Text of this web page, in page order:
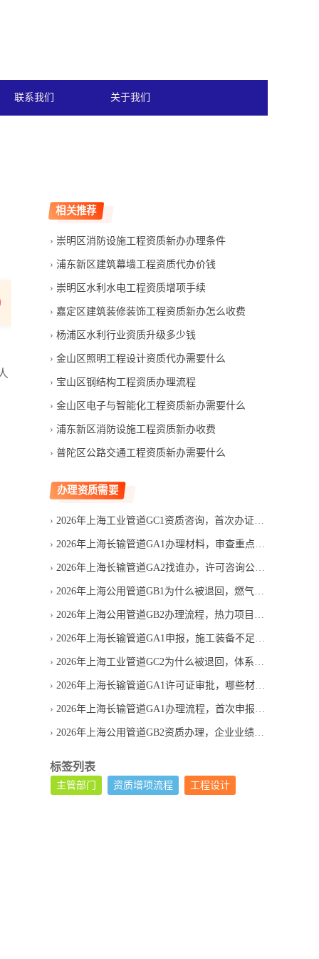
联系我们 关于我们
相关推荐
崇明区消防设施工程资质新办办理条件
浦东新区建筑幕墙工程资质代办价钱
崇明区水利水电工程资质增项手续
嘉定区建筑装修装饰工程资质新办怎么收费
杨浦区水利行业资质升级多少钱
金山区照明工程设计资质代办需要什么
宝山区钢结构工程资质办理流程
金山区电子与智能化工程资质新办需要什么
浦东新区消防设施工程资质新办收费
普陀区公路交通工程资质新办需要什么
办理资质需要
2026年上海工业管道GC1资质咨询，首次办证需要哪些条件
2026年上海长输管道GA1办理材料，审查重点有哪些
2026年上海长输管道GA2找谁办，许可咨询公司怎么筛选
2026年上海公用管道GB1为什么被退回，燃气许可材料审核易错项
2026年上海公用管道GB2办理流程，热力项目申领顺序是什么
2026年上海长输管道GA1申报，施工装备不足怎么判断
2026年上海工业管道GC2为什么被退回，体系文件常见缺项
2026年上海长输管道GA1许可证审批，哪些材料最易退回
2026年上海长输管道GA1办理流程，首次申报要经过几步
2026年上海公用管道GB2资质办理，企业业绩不够怎么办
标签列表
主管部门 资质增项流程 工程设计